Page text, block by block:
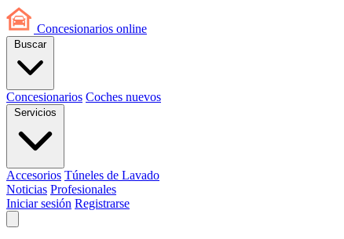
Concesionarios online
Buscar
Concesionarios Coches nuevos
Servicios
Accesorios Túneles de Lavado
Noticias Profesionales
Iniciar sesión Registrarse